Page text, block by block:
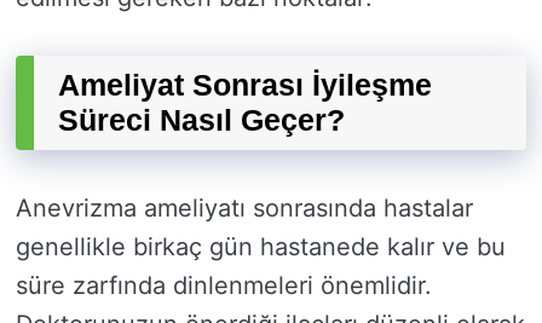
Ameliyat Sonrası İyileşme
Süreci Nasıl Geçer?
Anevrizma ameliyatı sonrasında hastalar
genellikle birkaç gün hastanede kalır ve bu
süre zarfında dinlenmeleri önemlidir.